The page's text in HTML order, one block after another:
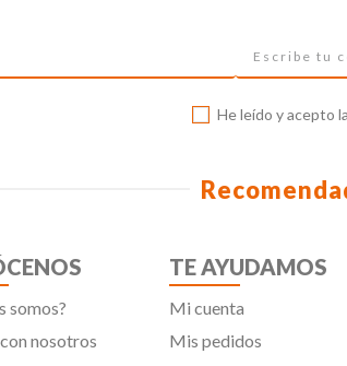
He leído y acepto la
somos?
nosotros
TE AYUDAMOS
Mi cuenta
Mis pedidos